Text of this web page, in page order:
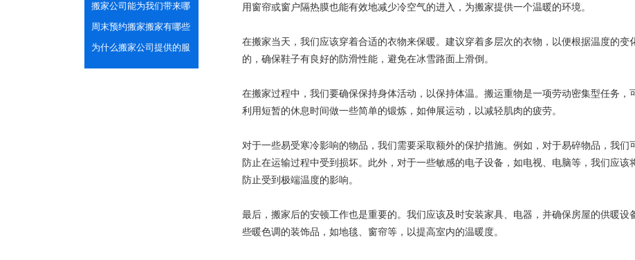
保双方的合法权益
搬家公司能为我们带来哪
些便利之处？
周末预约搬家搬家有哪些
需注意的？
为什么搬家公司提供的服
务更专业安全？
用窗帘或窗户隔热膜也能有效地减少冷空气的进入，为搬家提供一个温暖的环境。
在搬家当天，我们应该穿着合适的衣物来保暖。建议穿着多层次的衣物，以便根据温度的
的，确保鞋子有良好的防滑性能，避免在冰雪路面上滑倒。
在搬家过程中，我们要确保保持身体活动，以保持体温。搬运重物是一项劳动密集型任务
利用短暂的休息时间做一些简单的锻炼，如伸展运动，以减轻肌肉的疲劳。
对于一些易受寒冷影响的物品，我们需要采取额外的保护措施。例如，对于易碎物品，我
防止在运输过程中受到损坏。此外，对于一些敏感的电子设备，如电视、电脑等，我们应
防止受到极端温度的影响。
最后，搬家后的安顿工作也是重要的。我们应该及时安装家具、电器，并确保房屋的供暖
些暖色调的装饰品，如地毯、窗帘等，以提高室内的温暖度。